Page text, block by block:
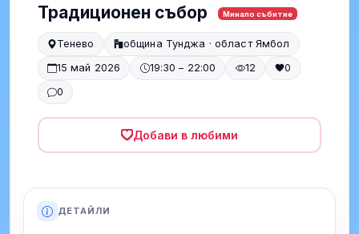
Традиционен събор Минало събитие
Тенево
община Тунджа · област Ямбол
15 май 2026
19:30 – 22:00 12
0
0
Добави в любими
ДЕТАЙЛИ